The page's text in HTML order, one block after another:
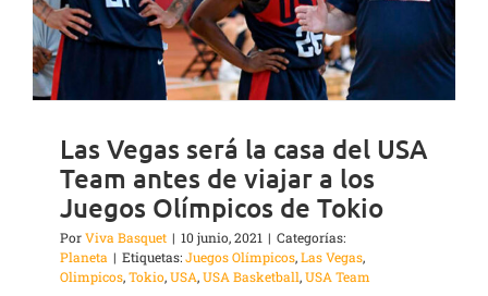
Las Vegas será la casa del USA
Team antes de viajar a los
Juegos Olímpicos de Tokio
PorViva Basquet | 10 junio, 2021 | Categorías:
Planeta | Etiquetas:Juegos Olímpicos,Las Vegas,
Olimpicos,Tokio,USA,USA Basketball,USA Team